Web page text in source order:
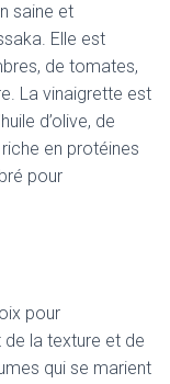
saine et
Elle est
de tomates,
La vinaigrette est
d’olive, de
en protéines
pour
pour
la texture et de
qui se marient